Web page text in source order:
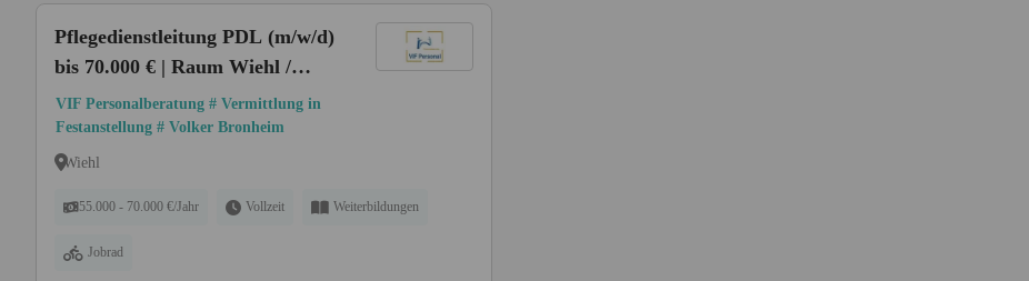
Pflegedienstleitung PDL (m/w/d)
bis 70.000 € | Raum Wiehl /
Oberbergischer Kreis
VIF Personalberatung # Vermittlung in
Festanstellung # Volker Bronheim
Wiehl
55.000 - 70.000 €/Jahr Vollzeit Weiterbildungen
Jobrad